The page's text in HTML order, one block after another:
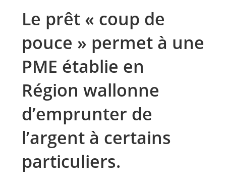
Le prêt « coup de
pouce » permet à une
PME établie en
Région wallonne
d’emprunter de
l’argent à certains
particuliers.